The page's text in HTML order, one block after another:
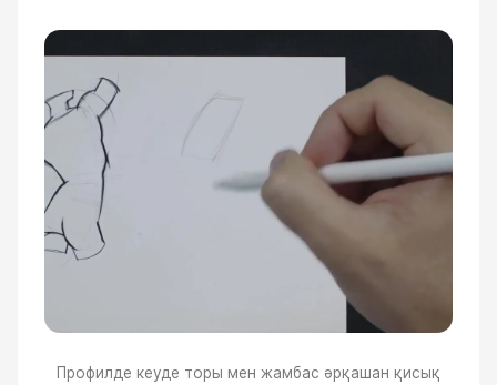
Профилде кеуде торы мен жамбас әрқашан қисық